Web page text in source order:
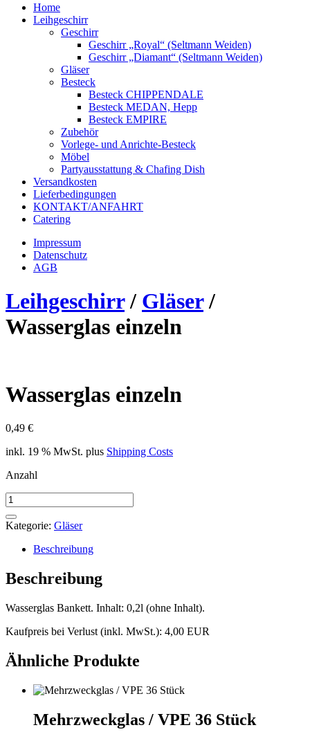
Home
Leihgeschirr
Geschirr
Geschirr „Royal“ (Seltmann Weiden)
Geschirr „Diamant“ (Seltmann Weiden)
Gläser
Besteck
Besteck CHIPPENDALE
Besteck MEDAN, Hepp
Besteck EMPIRE
Zubehör
Vorlege- und Anrichte-Besteck
Möbel
Partyausstattung & Chafing Dish
Versandkosten
Lieferbedingungen
KONTAKT/ANFAHRT
Catering
Impressum
Datenschutz
AGB
Leihgeschirr / Gläser /
Wasserglas einzeln
Wasserglas einzeln
0,49 €
inkl. 19 % MwSt. plus Shipping Costs
Anzahl
Wasserglas
einzeln
Menge
Kategorie: Gläser
Beschreibung
Beschreibung
Wasserglas Bankett. Inhalt: 0,2l (ohne Inhalt).
Kaufpreis bei Verlust (inkl. MwSt.): 4,00 EUR
Ähnliche Produkte
Mehrzweckglas / VPE 36 Stück